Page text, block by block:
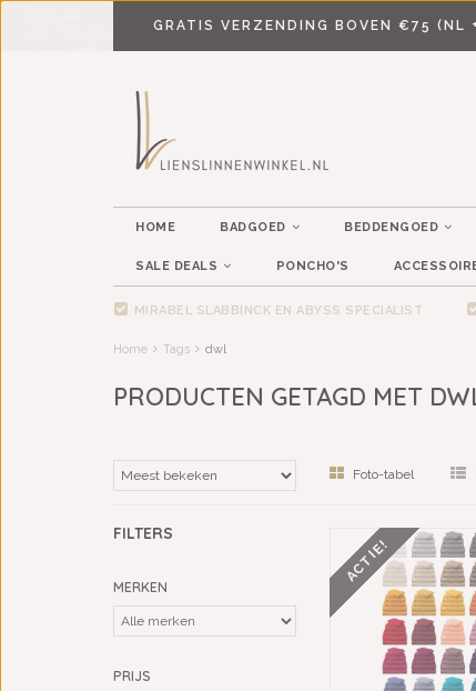
GRATIS VERZENDING BOVEN €75 (NL
HOME BADGOED BEDDENGOED
SALE DEALS PONCHO'S
MIRABEL SLABBINCK EN ABYSS SPECIALIST
Home Tags dwl
PRODUCTEN GETAGD MET
Foto-tabel
FILTERS
MERKEN
PRIJS
ACTIE!